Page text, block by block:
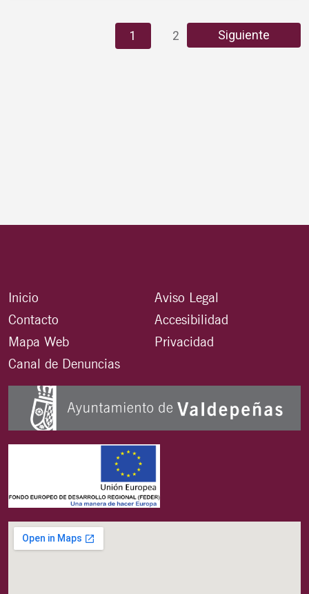
1 2 Siguiente
Inicio
Contacto
Mapa Web
Canal de Denuncias
Aviso Legal
Accesibilidad
Privacidad